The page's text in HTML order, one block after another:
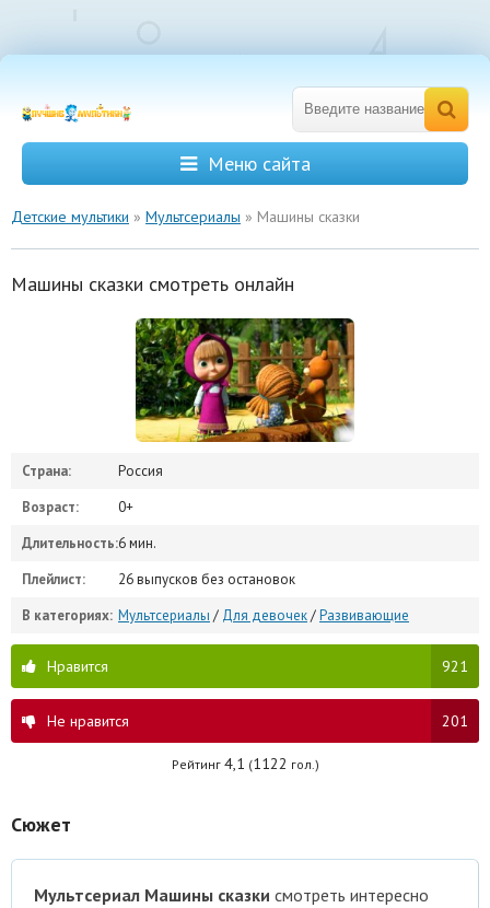
Меню сайта
Детские мультики » Мультсериалы » Машины сказки
Машины сказки смотреть онлайн
Страна:
Россия
Возраст:
0+
Длительность:6 мин.
Плейлист:
26 выпусков без остановок
В категориях: Мультсериалы / Для девочек/Развивающие
Нравится 921
Не нравится 201
Рейтинг 4,1 (1122 гол.)
Сюжет
Мультсериал Машины сказки смотреть интересно